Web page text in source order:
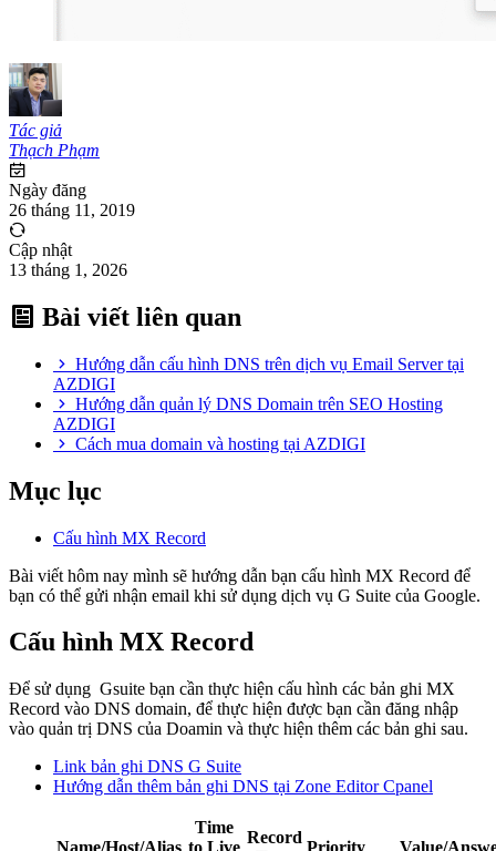
Tác giả
Thạch Phạm
Ngày đăng
26 tháng 11, 2019
Cập nhật
13 tháng 1, 2026
Bài viết liên quan
Hướng dẫn cấu hình DNS trên dịch vụ Email Server tại
AZDIGI
Hướng dẫn quản lý DNS Domain trên SEO Hosting
AZDIGI
Cách mua domain và hosting tại AZDIGI
Mục lục
Cấu hình MX Record
Bài viết hôm nay mình sẽ hướng dẫn bạn cấu hình MX Record để
bạn có thể gửi nhận email khi sử dụng dịch vụ G Suite của Google.
Cấu hình MX Record
Để sử dụng Gsuite bạn cần thực hiện cấu hình các bản ghi MX
Record vào DNS domain, để thực hiện được bạn cần đăng nhập
vào quản trị DNS của Doamin và thực hiện thêm các bản ghi sau.
Link bản ghi DNS G Suite
Hướng dẫn thêm bản ghi DNS tại Zone Editor Cpanel
Time
Record